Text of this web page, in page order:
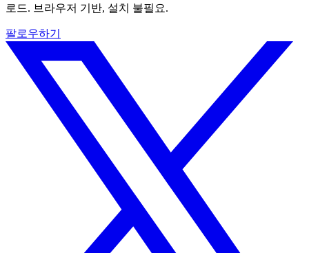
로드. 브라우저 기반, 설치 불필요.
팔로우하기